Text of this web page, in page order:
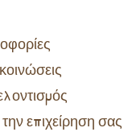
επιχείρηση σας